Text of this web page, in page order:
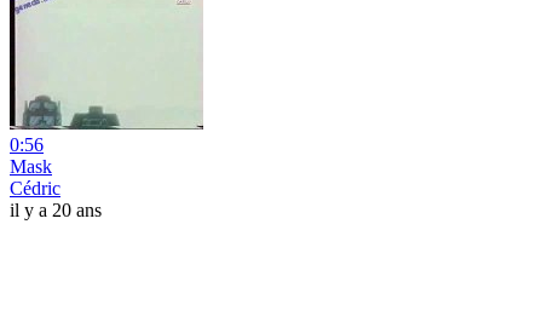
0:56
Mask
Cédric
il y a 20 ans